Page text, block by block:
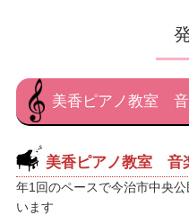
美香ピアノ教室 音
美香ピアノ教室
年1回のペースで今治市中央
います